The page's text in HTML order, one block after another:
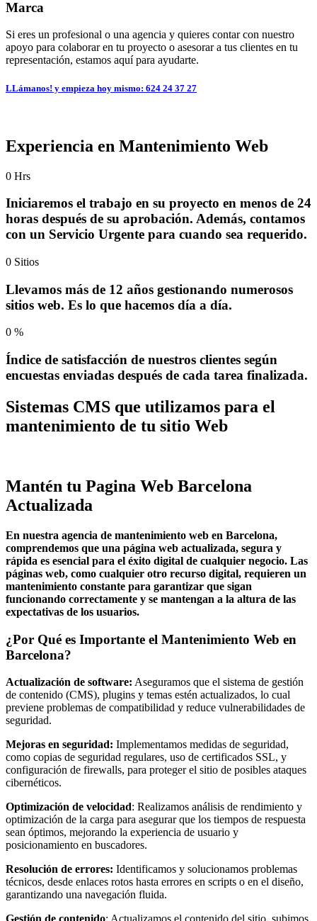
Marca
Si eres un profesional o una agencia y quieres contar con nuestro
apoyo para colaborar en tu proyecto o asesorar a tus clientes en tu
representación, estamos aquí para ayudarte.
LLámanos! y empieza hoy mismo: 624 24 37 27
Experiencia en Mantenimiento Web
0 Hrs
Iniciaremos el trabajo en su proyecto en menos de 24
horas después de su aprobación. Además, contamos
con un Servicio Urgente para cuando sea requerido.
0 Sitios
Llevamos más de 12 años gestionando numerosos
sitios web. Es lo que hacemos día a día.
0 %
Índice de satisfacción de nuestros clientes según
encuestas enviadas después de cada tarea finalizada.
Sistemas CMS que utilizamos para el
mantenimiento de tu sitio Web
Mantén tu Pagina Web Barcelona
Actualizada
En nuestra agencia de mantenimiento web en Barcelona,
comprendemos que una página web actualizada, segura y
rápida es esencial para el éxito digital de cualquier negocio. Las
páginas web, como cualquier otro recurso digital, requieren un
mantenimiento constante para garantizar que sigan
funcionando correctamente y se mantengan a la altura de las
expectativas de los usuarios.
¿Por Qué es Importante el Mantenimiento Web en
Barcelona?
Actualización de software: Aseguramos que el sistema de gestión
de contenido (CMS), plugins y temas estén actualizados, lo cual
previene problemas de compatibilidad y reduce vulnerabilidades de
seguridad.
Mejoras en seguridad: Implementamos medidas de seguridad,
como copias de seguridad regulares, uso de certificados SSL, y
configuración de firewalls, para proteger el sitio de posibles ataques
cibernéticos.
Optimización de velocidad: Realizamos análisis de rendimiento y
optimización de la carga para asegurar que los tiempos de respuesta
sean óptimos, mejorando la experiencia de usuario y
posicionamiento en buscadores.
Resolución de errores: Identificamos y solucionamos problemas
técnicos, desde enlaces rotos hasta errores en scripts o en el diseño,
garantizando una navegación fluida.